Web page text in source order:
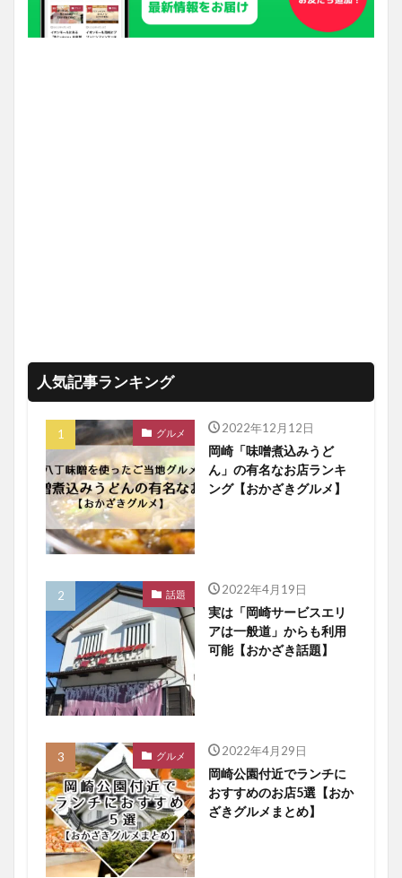
人気記事ランキング
グルメ 2022年12月12日
岡崎「味噌煮込みうど
ん」の有名なお店ランキ
ング【おかざきグルメ】
話題 2022年4月19日
実は「岡崎サービスエリ
アは一般道」からも利用
可能【おかざき話題】
グルメ 2022年4月29日
岡崎公園付近でランチに
おすすめのお店5選【おか
ざきグルメまとめ】